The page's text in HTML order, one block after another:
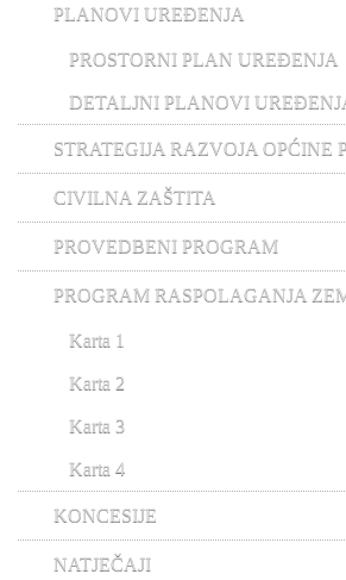
PLANOVI UREĐENJA
PROSTORNI PLAN UREĐENJA
DETALJNI PLANOVI
STRATEGIJA RAZVOJA OPĆINE
CIVILNA ZAŠTITA
PROVEDBENI PROGRAM
PROGRAM RASPOLAGANJA
Karta 1
Karta 2
Karta 3
Karta 4
KONCESIJE
NATJEČAJI